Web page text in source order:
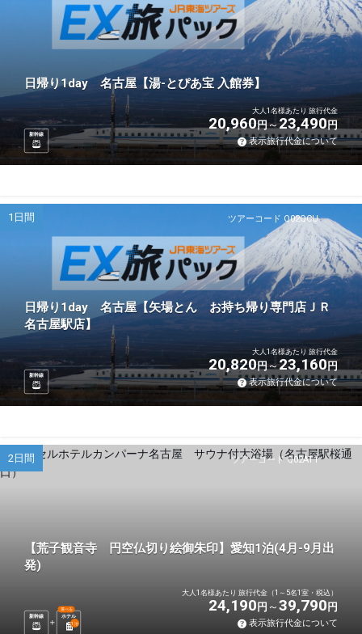
日帰り1day 名古屋【湯-とぴあ宝 入館券】
新幹線
大人1名様あたり 旅行代金
20,960円 23,490円
表示旅行代金について
ツアーコード Q02QCU
1日間
日帰り1day 名古屋【矢場とん お持ち帰り専門店ＪＲ
名古屋駅店】
新幹線
大人1名様あたり 旅行代金
20,820円 23,160円
表示旅行代金について
ツアーコード Q02AT1
2日間
【荒子観音寺 円空仏切り絵御朱印】愛知1泊(4月-9月出
発)
新幹線 ホテル
選べる
1 泊
大人1名様あたり 旅行代金（1～5名1室・税込）
24,190 円 39,790 円
表示旅行代金について